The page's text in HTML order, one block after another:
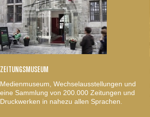
ZEITUNGSMUSEUM
Medienmuseum, Wechselausstellungen und
eine Sammlung von 200.000 Zeitungen und
Druckwerken in nahezu allen Sprachen.